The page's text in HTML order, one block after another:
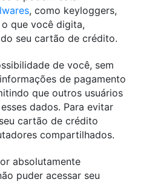
, como keyloggers,
que você digita,
seu cartão de crédito.
de você, sem
de pagamento
que outros usuários
dados. Para evitar
cartão de crédito
compartilhados.
absolutamente
puder acessar seu